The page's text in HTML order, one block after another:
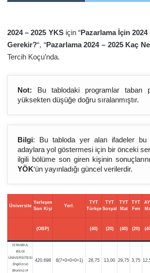
2024 – 2025 YKSiçin “Pazarlama İçin 2024
Gerekir?“, “Pazarlama 2024 – 2025 Kaç
Tercih Koçu’nda.
Not: Bu tablodaki programlar taban
yüksekten düşüğe doğru sıralanmıştır.
Bilgi: Bu tabloda yer alan ifadeler bu
adaylara yol göstermesi için bir önceki
ilgili bölüme son giren kişinin
YÖK‘ün yayınladığı güncel verilerdir.
Üniversite
Yerleşen
Son Kişi
Yerl.
TYT
Türkçe
TYT
Sosyal
TYT
Mat
TYT
Fen
(OBP) (40) (20) (40) (20)
İSTANBUL
BİLGİ
ÜNİVERSİTESİ
(İngilizce)
(Burslu) (4
420,698 8(7+0+0+0+1) 28,75 13,00 29,75 3,75